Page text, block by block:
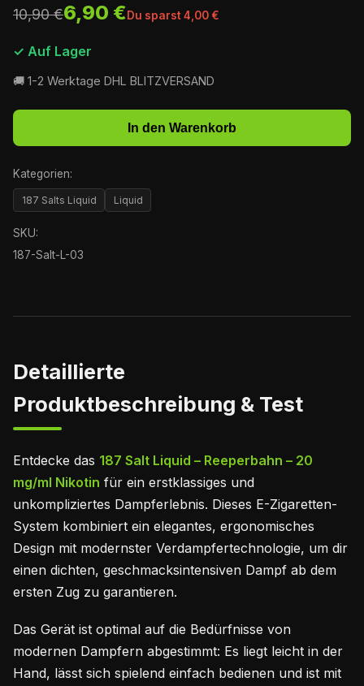
10,90 €6,90 €Du sparst 4,00 €
✓ Auf Lager
🚚 1-2 Werktage DHL BLITZVERSAND
In den Warenkorb
Kategorien:
187 Salts Liquid Liquid
SKU:
187-Salt-L-03
Detaillierte
Produktbeschreibung & Test
Entdecke das 187 Salt Liquid – Reeperbahn – 20
mg/ml Nikotin für ein erstklassiges und
unkompliziertes Dampferlebnis. Dieses E-Zigaretten-
System kombiniert ein elegantes, ergonomisches
Design mit modernster Verdampfertechnologie, um dir
einen dichten, geschmacksintensiven Dampf ab dem
ersten Zug zu garantieren.
Das Gerät ist optimal auf die Bedürfnisse von
modernen Dampfern abgestimmt: Es liegt leicht in der
Hand, lässt sich spielend einfach bedienen und ist mit